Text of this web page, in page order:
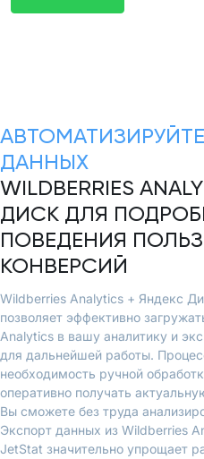
ДАННЫХ
WILDBERRIES
ДИСК ДЛЯ
ПОВЕДЕНИЯ
КОНВЕРСИЙ
Wildberries Analytics + Яндекс
позволяет эффективно
Analytics в вашу аналитику и
для дальнейшей работы.
необходимость ручной
оперативно получать
Вы сможете без труда
Экспорт данных из Wildberries
JetStat значительно упрощает